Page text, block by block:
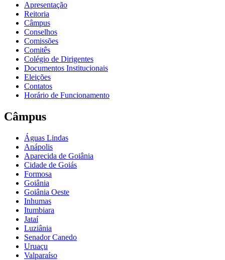
Apresentação
Reitoria
Câmpus
Conselhos
Comissões
Comitês
Colégio de Dirigentes
Documentos Institucionais
Eleições
Contatos
Horário de Funcionamento
Câmpus
Águas Lindas
Anápolis
Aparecida de Goiânia
Cidade de Goiás
Formosa
Goiânia
Goiânia Oeste
Inhumas
Itumbiara
Jataí
Luziânia
Senador Canedo
Uruaçu
Valparaíso